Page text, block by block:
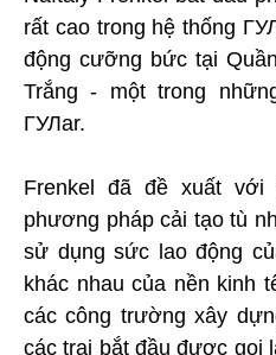
rất cao trong hệ thống
động cưỡng bức tại
Trắng - một trong
ГУЛar.
Frenkel đã đề xuất
phương pháp cải tạo tù
sử dụng sức lao động
khác nhau của nền kinh
các công trường xây
các trại bắt đầu được gọi